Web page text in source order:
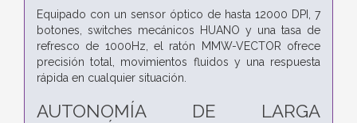
Equipado con un sensor óptico de hasta 12000 DPI, 7
botones, switches mecánicos HUANO y una tasa de
refresco de 1000Hz, el ratón MMW-VECTOR ofrece
precisión total, movimientos fluidos y una respuesta
rápida en cualquier situación.
AUTONOMÍA DE LARGA